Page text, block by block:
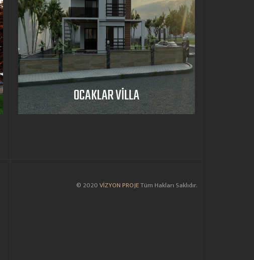
OCAKLAR VİLLA
© 2020VİZYON PROJETüm Hakları Saklıdır.